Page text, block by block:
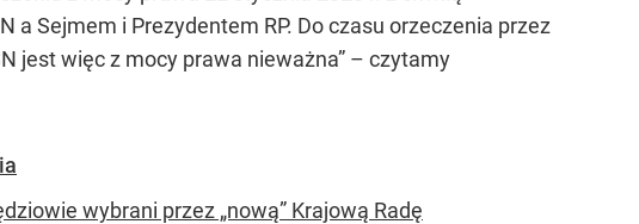
Sejmem i Prezydentem RP. Do czasu orzeczenia przez
jest więc z mocy prawa nieważna” – czytamy
wybrani przez „nową” Krajową Radę